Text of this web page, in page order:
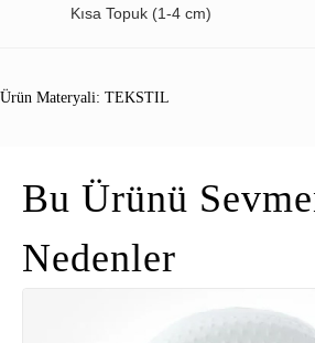
Kısa Topuk (1-4 cm)
Ürün Materyali: TEKSTIL
Bu Ürünü
Nedenler